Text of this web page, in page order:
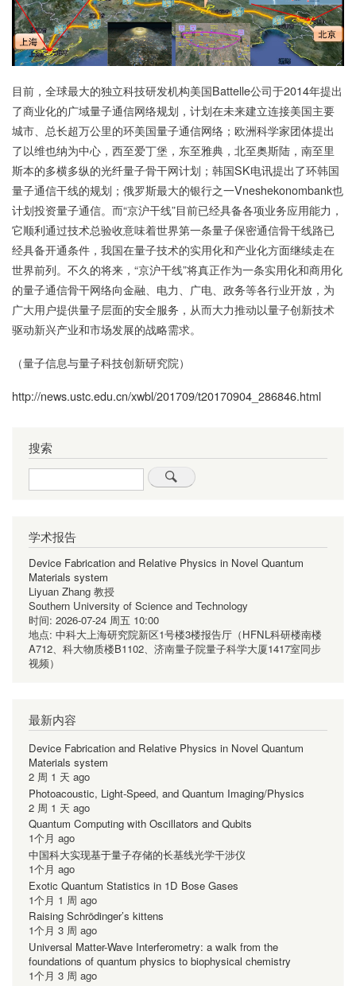
目前，全球最大的独立科技研发机构美国Battelle公司于2014年提出
了商业化的广域量子通信网络规划，计划在未来建立连接美国主要
城市、总长超万公里的环美国量子通信网络；欧洲科学家团体提出
了以维也纳为中心，西至爱丁堡，东至雅典，北至奥斯陆，南至里
斯本的多横多纵的光纤量子骨干网计划；韩国SK电讯提出了环韩国
量子通信干线的规划；俄罗斯最大的银行之一Vneshekonombank也
计划投资量子通信。而“京沪干线”目前已经具备各项业务应用能力，
它顺利通过技术总验收意味着世界第一条量子保密通信骨干线路已
经具备开通条件，我国在量子技术的实用化和产业化方面继续走在
世界前列。不久的将来，“京沪干线”将真正作为一条实用化和商用化
的量子通信骨干网络向金融、电力、广电、政务等各行业开放，为
广大用户提供量子层面的安全服务，从而大力推动以量子创新技术
驱动新兴产业和市场发展的战略需求。
（量子信息与量子科技创新研究院）
http://news.ustc.edu.cn/xwbl/201709/t20170904_286846.html
搜索
Search
学术报告
Device Fabrication and Relative Physics in Novel Quantum
Materials system
Liyuan Zhang 教授
Southern University of Science and Technology
时间: 2026-07-24 周五 10:00
地点: 中科大上海研究院新区1号楼3楼报告厅（HFNL科研楼南楼
A712、科大物质楼B1102、济南量子院量子科学大厦1417室同步
视频）
最新内容
Device Fabrication and Relative Physics in Novel Quantum
Materials system
2 周 1 天 ago
Photoacoustic, Light-Speed, and Quantum Imaging/Physics
2 周 1 天 ago
Quantum Computing with Oscillators and Qubits
1个月 ago
中国科大实现基于量子存储的长基线光学干涉仪
1个月 ago
Exotic Quantum Statistics in 1D Bose Gases
1个月 1 周 ago
Raising Schrödinger’s kittens
1个月 3 周 ago
Universal Matter-Wave Interferometry: a walk from the
foundations of quantum physics to biophysical chemistry
1个月 3 周 ago